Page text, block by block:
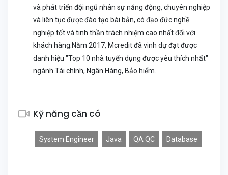
và phát triển đội ngũ nhân sự năng động, chuyên nghiệp
và liên tục được đào tạo bài bản, có đạo đức nghề
nghiệp tốt và tinh thần trách nhiệm cao nhất đối với
khách hàng.Năm 2017, Mcredit đã vinh dự đạt được
danh hiệu "Top 10 nhà tuyển dụng được yêu thích nhất"
ngành Tài chính, Ngân Hàng, Bảo hiểm.
Kỹ năng cần có
System Engineer Java QA QC Database